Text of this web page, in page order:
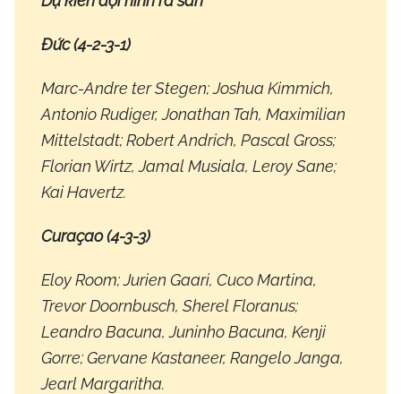
Đức (4-2-3-1)
Marc-Andre ter Stegen; Joshua Kimmich,
Antonio Rudiger, Jonathan Tah, Maximilian
Mittelstadt; Robert Andrich, Pascal Gross;
Florian Wirtz, Jamal Musiala, Leroy Sane;
Kai Havertz.
Curaçao (4-3-3)
Eloy Room; Jurien Gaari, Cuco Martina,
Trevor Doornbusch, Sherel Floranus;
Leandro Bacuna, Juninho Bacuna, Kenji
Gorre; Gervane Kastaneer, Rangelo Janga,
Jearl Margaritha.